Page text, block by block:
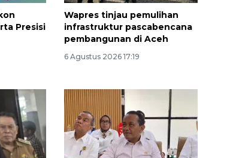
Presisi
Wapres tinjau pemulihan
infrastruktur pascabencana
pembangunan di Aceh
6 Agustus 2026 17:19
Memacu produksi sawit untuk